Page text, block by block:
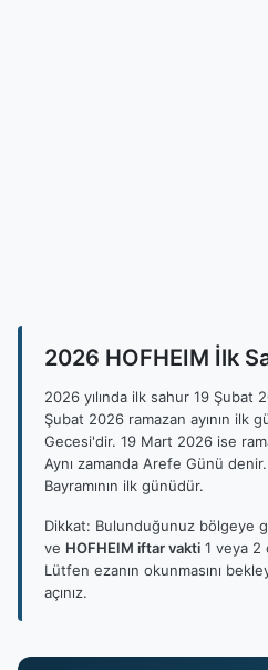
2026 HOFHEIM İlk
2026 yılında ilk sahur 19 Şubat
Şubat 2026 ramazan ayının ilk
Gecesi'dir. 19 Mart 2026 ise
Aynı zamanda Arefe Günü
Bayramının ilk günüdür.
Dikkat: Bulunduğunuz bölgeye
ve HOFHEIM iftar vakti 1 veya 2
Lütfen ezanın okunmasını
açınız.